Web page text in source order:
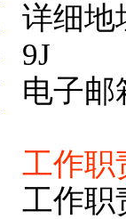
详细地
9J
电子邮
工作职
工作职